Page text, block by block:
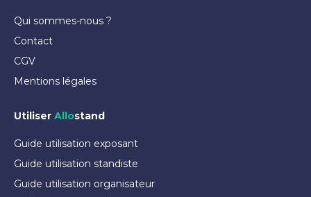
Qui sommes-nous ?
Contact
CGV
Mentions légales
Utiliser Allostand
Guide utilisation exposant
Guide utilisation standiste
Guide utilisation organisateur